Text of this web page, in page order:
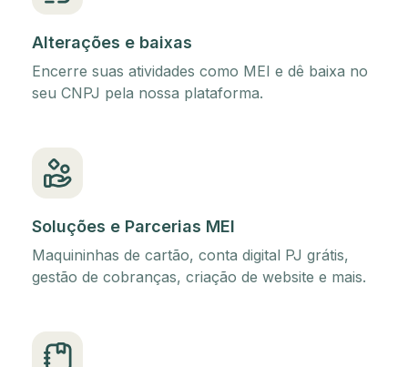
Alterações e baixas
Encerre suas atividades como MEI e dê baixa no
seu CNPJ pela nossa plataforma.
Soluções e Parcerias MEI
Maquininhas de cartão, conta digital PJ grátis,
gestão de cobranças, criação de website e mais.